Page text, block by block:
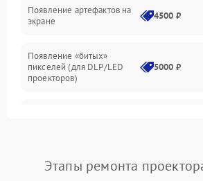
Появление артефактов на
экране
4500 ₽
Появление «битых»
пикселей (для DLP/LED
проекторов)
5000 ₽
Нестабильная яркость или
контраст
4000 ₽
Этапы ремонта